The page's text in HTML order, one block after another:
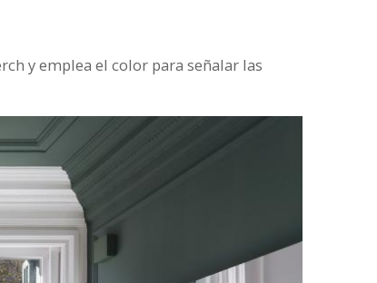
y emplea el color para señalar las